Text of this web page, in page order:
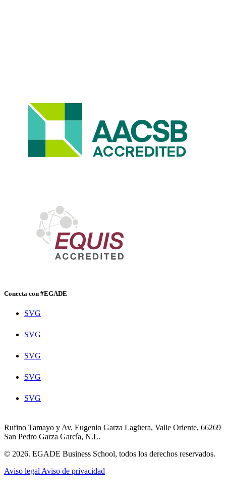
Conecta con #EGADE
SVG
SVG
SVG
SVG
SVG
Rufino Tamayo y Av. Eugenio Garza Lagüera, Valle Oriente, 66269
San Pedro Garza García, N.L.
© 2026. EGADE Business School, todos los derechos reservados.
Aviso legal Aviso de privacidad